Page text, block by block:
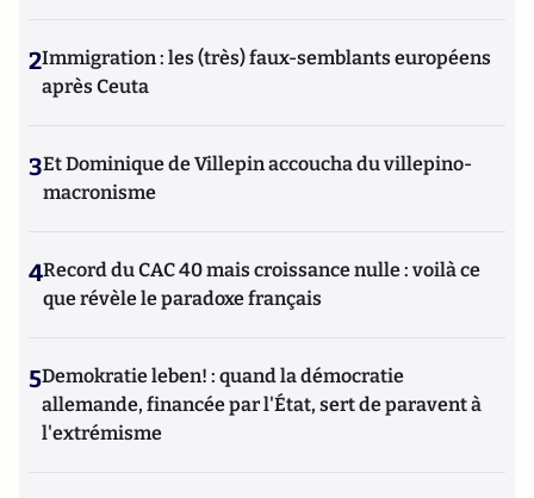
2Immigration : les (très) faux-semblants européens
après Ceuta
3Et Dominique de Villepin accoucha du villepino-
macronisme
4Record du CAC 40 mais croissance nulle : voilà ce
que révèle le paradoxe français
5Demokratie leben! : quand la démocratie
allemande, financée par l'État, sert de paravent à
l'extrémisme